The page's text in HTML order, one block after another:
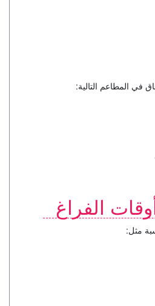
في المطاعم التالية:
الفراغ
مثل: